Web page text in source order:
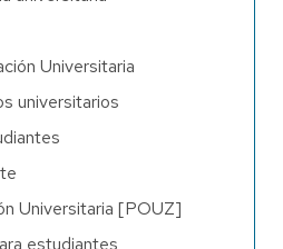
Universitaria
universitarios
Universitaria [POUZ]